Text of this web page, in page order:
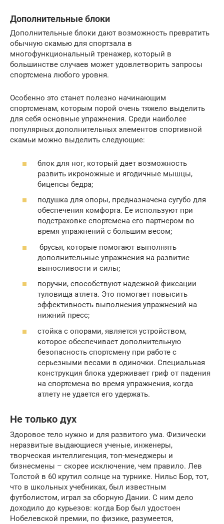
Дополнительные блоки
Дополнительные блоки дают возможность превратить
обычную скамью для спортзала в
многофункциональный тренажер, который в
большинстве случаев может удовлетворить запросы
спортсмена любого уровня.
Особенно это станет полезно начинающим
спортсменам, которым порой очень тяжело выделить
для себя основные упражнения. Среди наиболее
популярных дополнительных элементов спортивной
скамьи можно выделить следующие:
блок для ног, который дает возможность
развить икроножные и ягодичные мышцы,
бицепсы бедра;
подушка для опоры, предназначена сугубо для
обеспечения комфорта. Ее используют при
подстраховке спортсмена его партнером во
время упражнений с большим весом;
брусья, которые помогают выполнять
дополнительные упражнения на развитие
выносливости и силы;
поручни, способствуют надежной фиксации
туловища атлета. Это помогает повысить
эффективность выполнения упражнений на
нижний пресс;
стойка с опорами, является устройством,
которое обеспечивает дополнительную
безопасность спортсмену при работе с
серьезными весами в одиночки. Специальная
конструкция блока удерживает гриф от падения
на спортсмена во время упражнения, когда
атлету не удается его удержать.
Не только дух
Здоровое тело нужно и для развитого ума. Физически
неразвитые выдающиеся ученые, инженеры,
творческая интеллигенция, топ-менеджеры и
бизнесмены – скорее исключение, чем правило. Лев
Толстой в 60 крутил солнце на турнике. Нильс Бор, тот,
что в школьных учебниках, был известным
футболистом, играл за сборную Дании. С ним дело
доходило до курьезов: когда Бор был удостоен
Нобелевской премии, по физике, разумеется,